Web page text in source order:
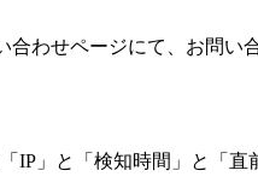
わせページにて、お問い
」と「検知時間」と「直